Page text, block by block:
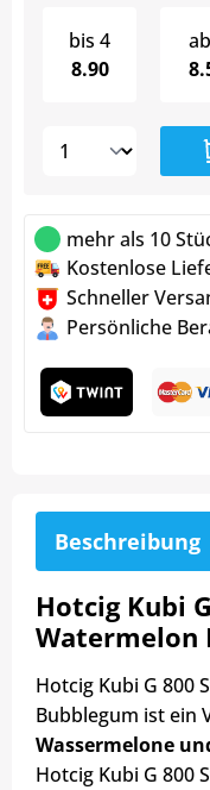
bis 4
8.90
ab
mehr als 10
Kostenlose
Schneller
Persönliche
Beschreibung
Hotcig Kubi
Watermelon
Hotcig Kubi G 800
Bubblegum ist ein
Wassermelone
Hotcig Kubi G 800